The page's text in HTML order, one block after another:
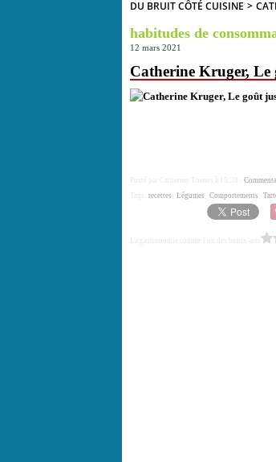
DU BRUIT CÔTÉ CUISINE >
habitudes de
12 mars 2021
Catherine Kruger, Le
Posté par Catherine Thenes à 15:38 -
recettes Légumes Comportements
La gastronomie comme l'un des beaux-arts